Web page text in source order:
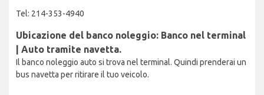
Tel: 214-353-4940
Ubicazione del banco noleggio: Banco nel terminal
| Auto tramite navetta.
Il banco noleggio auto si trova nel terminal. Quindi prenderai un
bus navetta per ritirare il tuo veicolo.